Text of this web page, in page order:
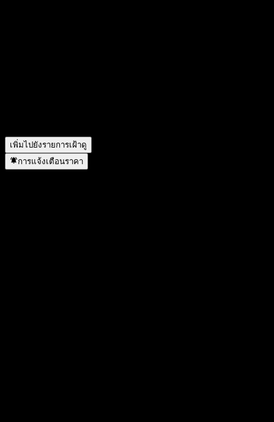
เพิ่มไปยังรายการเฝ้าดู
การแจ้งเตือนราคา